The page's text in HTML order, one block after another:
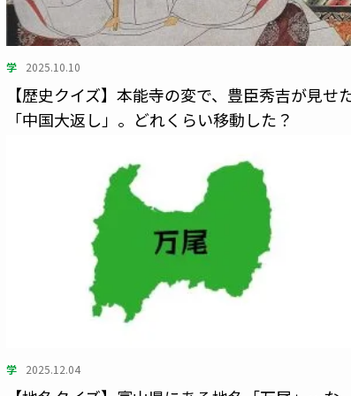
学 2025.10.10
【歴史クイズ】本能寺の変で、豊臣秀吉が見せ
「中国大返し」。どれくらい移動した？
学 2025.12.04